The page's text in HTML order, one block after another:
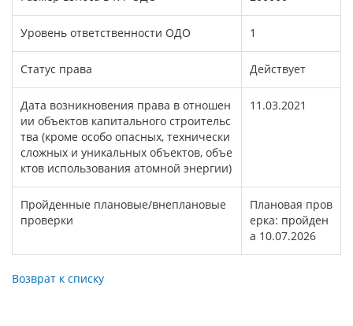
Уровень ответственности ОДО 1
Статус права Действует
Дата возникновения права в отношен
ии объектов капитального строительс
тва (кроме особо опасных, технически
сложных и уникальных объектов, объе
ктов использования атомной энергии)
11.03.2021
Пройденные плановые/внеплановые
проверки
Плановая пров
ерка: пройден
а 10.07.2026
Возврат к списку